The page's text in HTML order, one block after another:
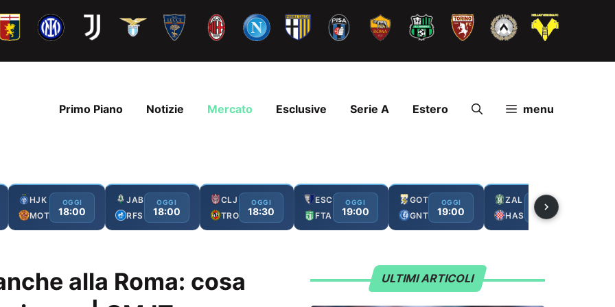
Primo Piano Notizie Mercato Esclusive Serie A Estero menu
HJK
MOT
OGGI
18:00
JAB
RFS
OGGI
18:00
CLJ
TRO
OGGI
18:30
ESC
FTA
OGGI
19:00
GOT
GNT
OGGI
19:00
ZAL
HAS
OGGI
19:00
alla Roma: cosa
ULTIMI ARTICOLI